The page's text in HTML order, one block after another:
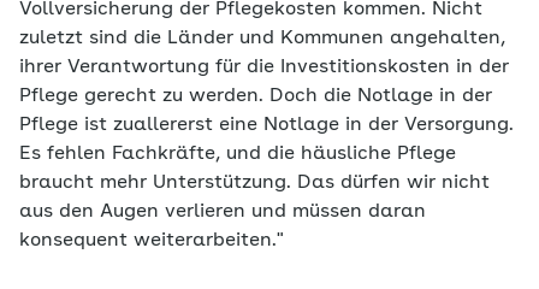
Vollversicherung der Pflegekosten kommen. Nicht
zuletzt sind die Länder und Kommunen angehalten,
ihrer Verantwortung für die Investitionskosten in der
Pflege gerecht zu werden. Doch die Notlage in der
Pflege ist zuallererst eine Notlage in der Versorgung.
Es fehlen Fachkräfte, und die häusliche Pflege
braucht mehr Unterstützung. Das dürfen wir nicht
aus den Augen verlieren und müssen daran
konsequent weiterarbeiten."